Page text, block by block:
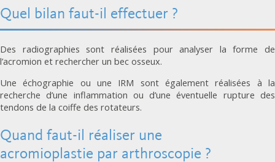
Quel bilan faut-il effectuer ?
Des radiographies sont réalisées pour analyser la forme de
l’acromion et rechercher un bec osseux.
Une échographie ou une IRM sont également réalisées à la
recherche d’une inflammation ou d’une éventuelle rupture des
tendons de la coiffe des rotateurs.
Quand faut-il réaliser une
acromioplastie par arthroscopie ?